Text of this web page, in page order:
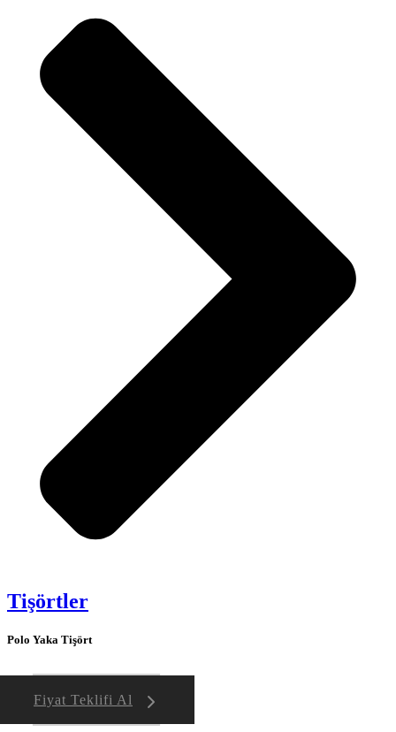
Tişörtler
Polo Yaka Tişört
Fiyat Teklifi Al